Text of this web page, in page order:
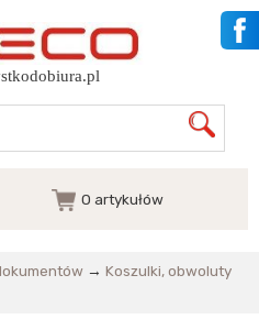
0 artykułów
→ Koszulki, obwoluty